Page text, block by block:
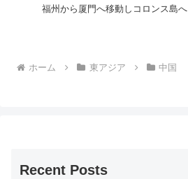
福州から厦門へ移動しコロンス島へ
ホーム 東アジア 中国
Recent Posts